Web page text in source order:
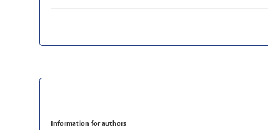
Information for authors